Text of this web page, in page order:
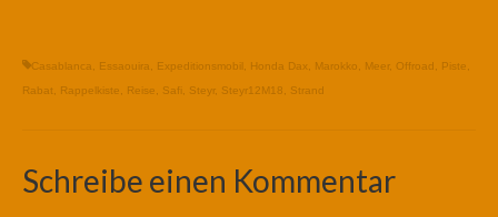
Casablanca, Essaouira, Expeditionsmobil , Honda Dax, Marokko, Meer, Offroad , Piste,
Rabat, Rappelkiste, Reise, Safi , Steyr, Steyr12M18 , Strand
Schreibe einen Kommentar